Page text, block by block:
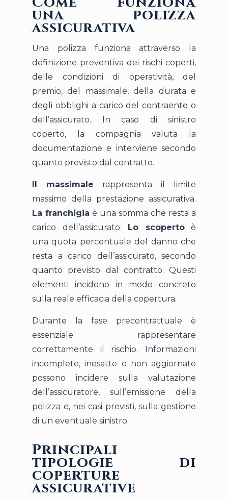
una polizza
assicurativa
Una polizza funziona attraverso la
definizione preventiva dei rischi coperti,
delle condizioni di operatività, del
premio, del massimale, della durata e
degli obblighi a carico del contraente o
dell’assicurato. In caso di sinistro
coperto, la compagnia valuta la
documentazione e interviene secondo
quanto previsto dal contratto.
Il massimale rappresenta il limite
massimo della prestazione assicurativa.
La franchigia è una somma che resta a
carico dell’assicurato. Lo scopertoè
una quota percentuale del danno che
resta a carico dell’assicurato, secondo
quanto previsto dal contratto. Questi
elementi incidono in modo concreto
sulla reale efficacia della copertura.
Durante la fase precontrattuale è
essenziale rappresentare
correttamente il rischio. Informazioni
incomplete, inesatte o non aggiornate
possono incidere sulla valutazione
dell’assicuratore, sull’emissione della
polizza e, nei casi previsti, sulla gestione
di un eventuale sinistro.
Principali
tipologie di
coperture
assicurative